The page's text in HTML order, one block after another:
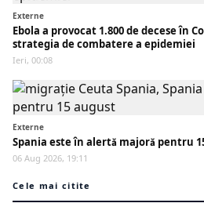
Externe
Ebola a provocat 1.800 de decese în
strategia de combatere a epidemiei
Ieri, 00:08
Externe
Spania este în alertă majoră pentru
06 Aug 2026, 19:11
Cele mai citite